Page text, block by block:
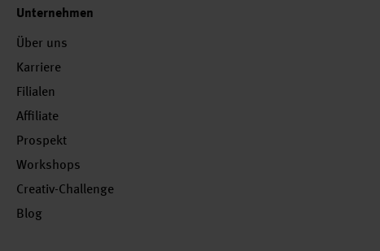
Unternehmen
Über uns
Karriere
Filialen
Affiliate
Prospekt
Workshops
Creativ-Challenge
Blog